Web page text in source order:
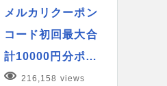
メルカリクーポン
コード初回最大合
計10000円分ポ…
216,158 views